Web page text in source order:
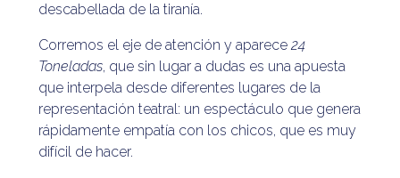
descabellada de la tiranía.
Corremos el eje de atención y aparece24
Toneladas, que sin lugar a dudas es una apuesta
que interpela desde diferentes lugares de la
representación teatral: un espectáculo que genera
rápidamente empatía con los chicos, que es muy
difícil de hacer.